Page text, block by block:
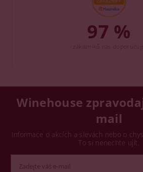
97 %
Winehouse
mail
Informace o akcích a slevách nebo o
To si nenechte ujít.